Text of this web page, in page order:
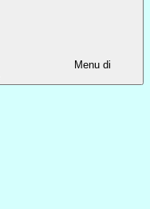
Menu di